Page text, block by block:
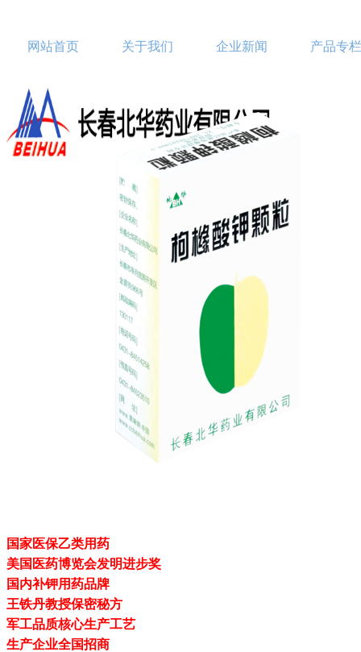
网站首页 关于我们 企业新闻 产品专栏
国家医保乙类用药
美国医药博览会发明进步奖
国内补钾用药品牌
王铁丹教授保密秘方
军工品质核心生产工艺
生产企业全国招商